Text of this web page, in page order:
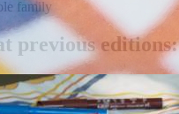
family
previous editions: